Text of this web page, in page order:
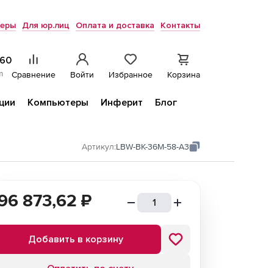
Для юр.лиц Оплата и доставка Контакты
Сравнение Войти Избранное Корзина
Компьютеры Инферит
Блог
Артикул:LBW-BK-36M-58-A3
873,62 ₽
Добавить в корзину